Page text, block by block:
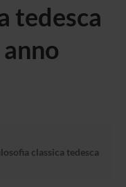
tedesca
classica tedesca